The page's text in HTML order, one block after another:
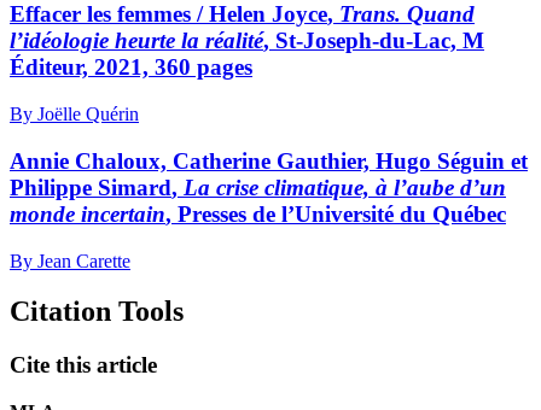
Effacer les femmes /Helen Joyce, Trans. Quand
l’idéologie heurte la réalité, St-Joseph-du-Lac, M
Éditeur, 2021, 360 pages
By Joëlle Quérin
Annie Chaloux, Catherine Gauthier, Hugo Séguin et
Philippe Simard, La crise climatique, à l’aube d’un
monde incertain, Presses de l’Université du Québec
By Jean Carette
Citation Tools
Cite this article